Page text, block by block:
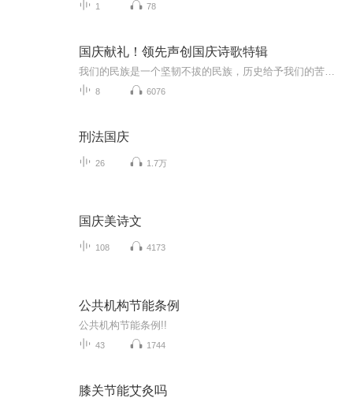
1 78
国庆献礼！领先声创国庆诗歌特辑
8 6076
刑法国庆
26 1.7万
国庆美诗文
108 4173
公共机构节能条例
公共机构节能条例!!
43 1744
膝关节能艾灸吗